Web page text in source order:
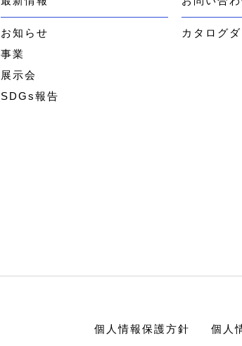
お知らせ
事業
展示会
SDGs報告
カタログ
個人情報保護方針 個人